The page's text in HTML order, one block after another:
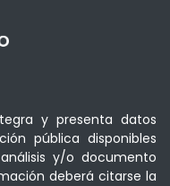
y presenta datos
pública disponibles
y/o documento
deberá citarse la